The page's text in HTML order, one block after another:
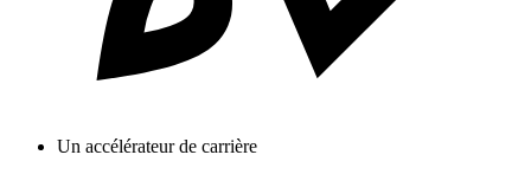
Un accélérateur de carrière